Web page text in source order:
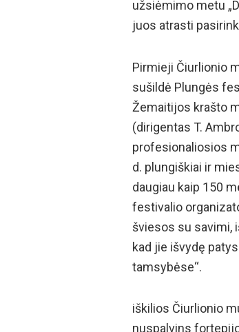
užsiėmimo metu
juos atrasti
Pirmieji Čiurlionio
sušildė Plungės
Žemaitijos krašto
(dirigentas T.
profesionaliosios
d. plungiškiai ir
daugiau kaip 150
festivalio
šviesos su savimi,
kad jie išvydę
tamsybėse“.
iškilios Čiurlionio
nuspalvins